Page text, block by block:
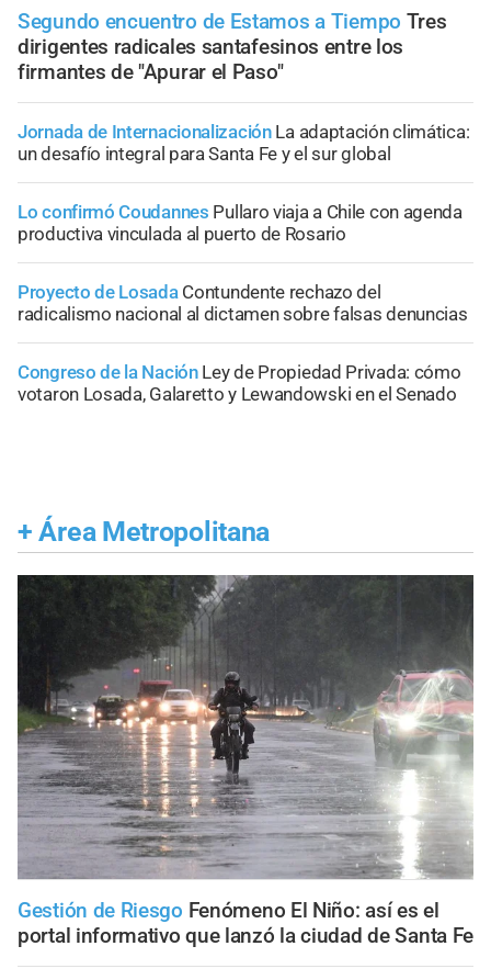
Segundo encuentro de Estamos a Tiempo Tres
dirigentes radicales santafesinos entre los
firmantes de "Apurar el Paso"
Jornada de Internacionalización La adaptación climática:
un desafío integral para Santa Fe y el sur global
Lo confirmó Coudannes Pullaro viaja a Chile con agenda
productiva vinculada al puerto de Rosario
Proyecto de Losada Contundente rechazo del
radicalismo nacional al dictamen sobre falsas denuncias
Congreso de la Nación Ley de Propiedad Privada: cómo
votaron Losada, Galaretto y Lewandowski en el Senado
+ Área Metropolitana
Gestión de Riesgo Fenómeno El Niño: así es el
portal informativo que lanzó la ciudad de Santa Fe